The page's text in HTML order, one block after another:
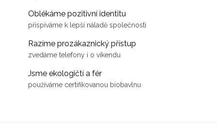
Oblékáme pozitivní identitu
přispíváme k lepší náladě společnosti
Razíme prozákaznický přístup
zvedáme telefony i o víkendu
Jsme ekologičtí a fér
používáme certifikovanou biobavlnu